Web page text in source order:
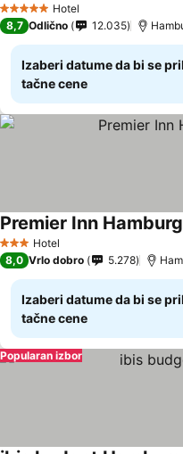
5 ZvezdiceHotel
8,7 Odlično 12.035
Izaberi datume da bi se
tačne cene
3 Zvezdice
Hotel
Premier Inn
8,0 Vrlo dobro 5.278
Izaberi datume da bi se
tačne cene
Popularan izbor